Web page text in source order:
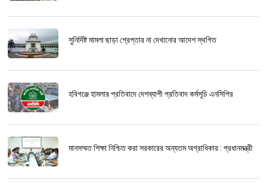
সুনির্দিষ্ট মামলা ছাড়া গ্রেপ্তার না দেখানোর আদেশ স্থগিত
হবিগঞ্জে হামলার প্রতিবাদে দেশব্যাপী প্রতিবাদ কর্মসূচি এনসিপির
মানসম্মত শিক্ষা নিশ্চিত করা সরকারের অন্যতম অগ্রাধিকার : প্রধানমন্ত্রী